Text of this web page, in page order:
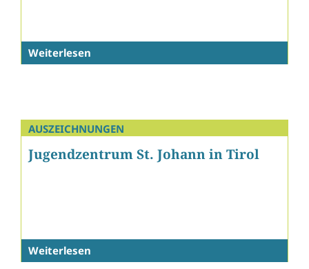
Weiterlesen
AUSZEICHNUNGEN
Jugendzentrum St. Johann in Tirol
Weiterlesen